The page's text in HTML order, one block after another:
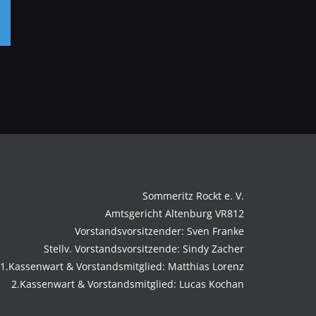
Sommeritz Rockt e. V.
Amtsgericht Altenburg VR812
Vorstandsvorsitzender: Sven Franke
Stellv. Vorstandsvorsitzende: Sindy Zacher
1.Kassenwart & Vorstandsmitglied: Matthias Lorenz
2.Kassenwart & Vorstandsmitglied: Lucas Kochan